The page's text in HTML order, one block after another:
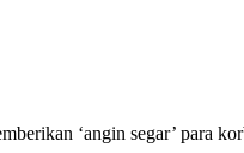
‘angin segar’ para